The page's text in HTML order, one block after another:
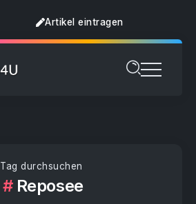
Artikel eintragen
Tag durchsuchen
Reposee